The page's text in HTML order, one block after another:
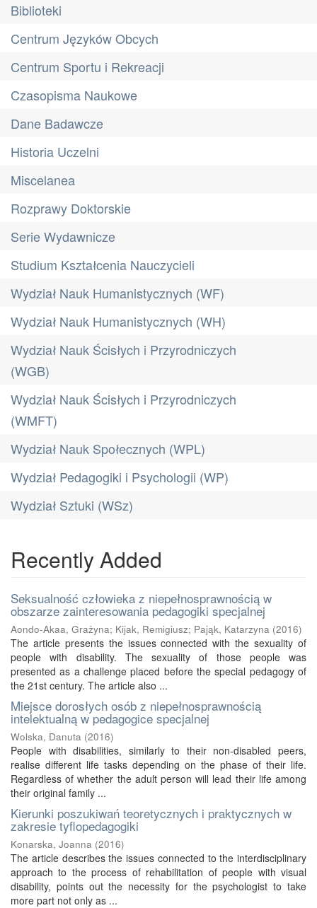
Biblioteki
Centrum Języków Obcych
Centrum Sportu i Rekreacji
Czasopisma Naukowe
Dane Badawcze
Historia Uczelni
Miscelanea
Rozprawy Doktorskie
Serie Wydawnicze
Studium Kształcenia Nauczycieli
Wydział Nauk Humanistycznych (WF)
Wydział Nauk Humanistycznych (WH)
Wydział Nauk Ścisłych i Przyrodniczych
(WGB)
Wydział Nauk Ścisłych i Przyrodniczych
(WMFT)
Wydział Nauk Społecznych (WPL)
Wydział Pedagogiki i Psychologii (WP)
Wydział Sztuki (WSz)
Recently Added
Seksualność człowieka z niepełnosprawnością w
obszarze zainteresowania pedagogiki specjalnej
Aondo-Akaa, Grażyna; Kijak, Remigiusz; Pająk, Katarzyna (2016)
The article presents the issues connected with the sexuality of
people with disability. The sexuality of those people was
presented as a challenge placed before the special pedagogy of
the 21st century. The article also ...
Miejsce dorosłych osób z niepełnosprawnością
intelektualną w pedagogice specjalnej
Wolska, Danuta (2016)
People with disabilities, similarly to their non-disabled peers,
realise different life tasks depending on the phase of their life.
Regardless of whether the adult person will lead their life among
their original family ...
Kierunki poszukiwań teoretycznych i praktycznych w
zakresie tyflopedagogiki
Konarska, Joanna (2016)
The article describes the issues connected to the interdisciplinary
approach to the process of rehabilitation of people with visual
disability, points out the necessity for the psychologist to take
more part not only as ...